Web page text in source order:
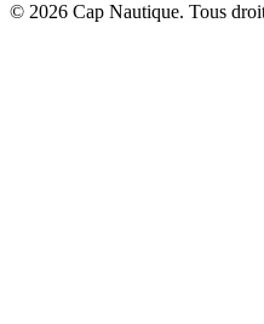
© 2026 Cap Nautique. Tous